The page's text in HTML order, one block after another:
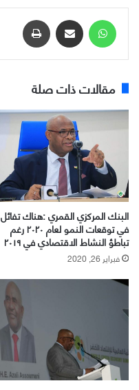
واتساب مشاركة عبر البريد
مقالات ذات صلة
البنك المركزي القمري :هناك تفائل
في توقعات النمو لعام ٢٠٢٠ رغم
تباطؤ النشاط الاقتصادي في ٢٠١٩
فبراير 26, 2020